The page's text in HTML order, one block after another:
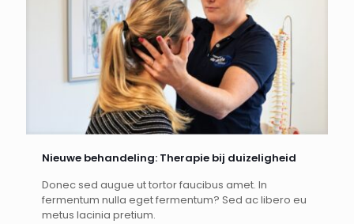
Nieuwe behandeling: Therapie bij duizeligheid
Donec sed augue ut tortor faucibus amet. In
fermentum nulla eget fermentum? Sed ac libero eu
metus lacinia pretium.